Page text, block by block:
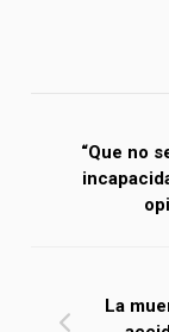
“Que no
La